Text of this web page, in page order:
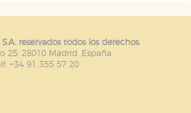
reservados todos los derechos.
25. 28010 Madrid. España
+34 91 355 57 20